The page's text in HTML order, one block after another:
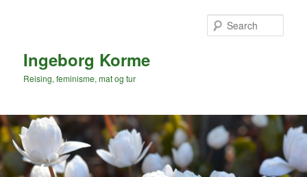
Ingeborg Korme
Reising, feminisme, mat og tur